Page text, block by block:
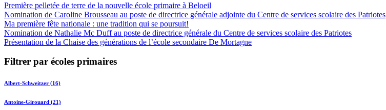
Première pelletée de terre de la nouvelle école primaire à Beloeil
Nomination de Caroline Brousseau au poste de directrice générale adjointe du Centre de services scolaire des Patriotes
Ma première fête nationale : une tradition qui se poursuit!
Nomination de Nathalie Mc Duff au poste de directrice générale du Centre de services scolaire des Patriotes
Présentation de la Chaise des générations de l’école secondaire De Mortagne
Filtrer par écoles primaires
Albert-Schweitzer (16)
Antoine-Girouard (21)